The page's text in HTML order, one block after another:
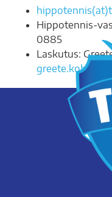
Hippotennis-
0885
Laskutus: Greete